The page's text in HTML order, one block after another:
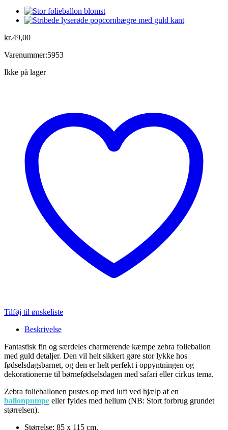
kr.49,00
Varenummer:5953
Ikke på lager
Tilføj til ønskeliste
Beskrivelse
Fantastisk fin og særdeles charmerende kæmpe zebra folieballon
med guld detaljer. Den vil helt sikkert gøre stor lykke hos
fødselsdagsbarnet, og den er helt perfekt i oppyntningen og
dekorationerne til børnefødselsdagen med safari eller cirkus tema.
Zebra folieballonen pustes op med luft ved hjælp af en
ballonpumpe eller fyldes med helium (NB: Stort forbrug grundet
størrelsen).
Størrelse: 85 x 115 cm.